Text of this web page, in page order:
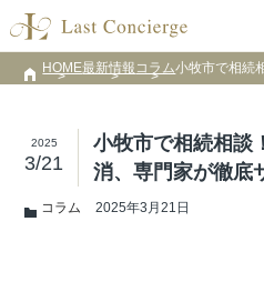
HOME最新情報 コラム小牧市で相続
2025
3/21
小牧市で相続相談
消、専門家が徹底
コラム 2025年3月21日